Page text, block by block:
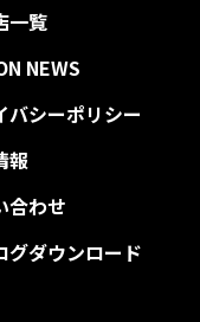
一覧
NEWS
バシーポリシー
報
合わせ
グダウンロード